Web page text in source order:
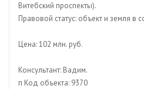
Витебский проспекты).
Правовой статус: объект и земля в
Цена: 102 млн. руб.
Консультант: Вадим.
п Код объекта: 9370